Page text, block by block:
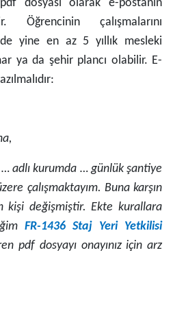
dosyası olarak e-postanın
Öğrencinin çalışmalarını
yine en az 5 yıllık mesleki
ya da şehir plancı olabilir. E-
adlı kurumda … günlük şantiye
çalışmaktayım. Buna karşın
kişi değişmiştir. Ekte kurallara
FR-1436 Staj Yeri Yetkilisi
pdf dosyayı onayınız için arz